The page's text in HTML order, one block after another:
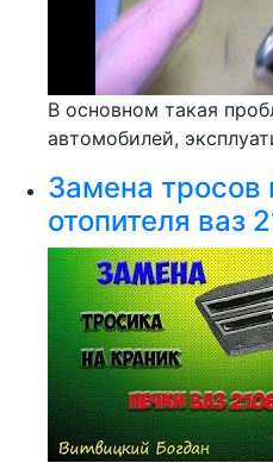
В основном такая
автомобилей,
Замена тросов
отопителя ваз